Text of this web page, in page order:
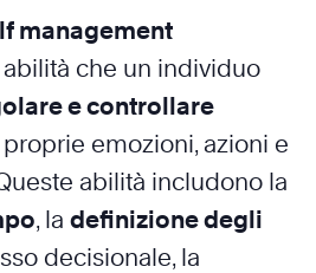
management
che un individuo
e controllare
emozioni, azioni e
abilità includono la
, la definizione degli
decisionale, la